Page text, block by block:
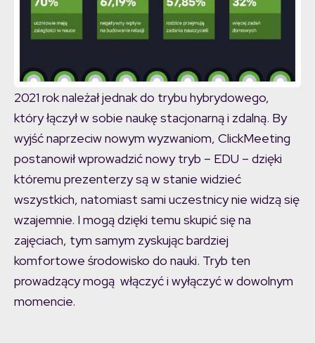
2021 rok należał jednak do trybu hybrydowego,
który łączył w sobie naukę stacjonarną i zdalną. By
wyjść naprzeciw nowym wyzwaniom, ClickMeeting
postanowił wprowadzić nowy tryb – EDU – dzięki
któremu prezenterzy są w stanie widzieć
wszystkich, natomiast sami uczestnicy nie widzą się
wzajemnie. I mogą dzięki temu skupić się na
zajęciach, tym samym zyskując bardziej
komfortowe środowisko do nauki. Tryb ten
prowadzący mogą włączyć i wyłączyć w dowolnym
momencie.